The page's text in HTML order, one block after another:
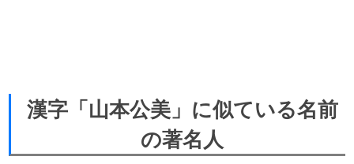
漢字「山本公美」に似ている名前
の著名人